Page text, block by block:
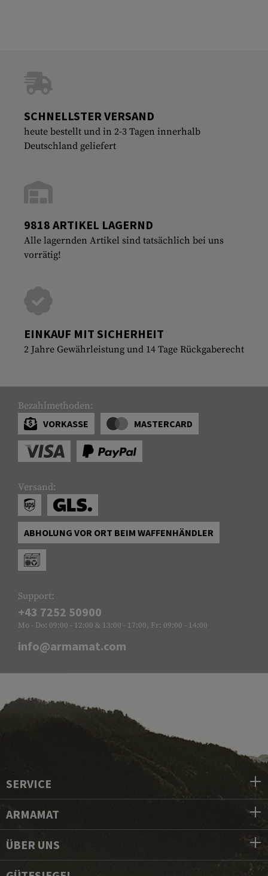
SCHNELLSTER VERSAND
heute bestellt und in 2-3 Tagen innerhalb
Deutschland geliefert
9818 ARTIKEL LAGERND
Alle lagernden Artikel sind tatsächlich bei uns
vorrätig!
EINKAUF MIT SICHERHEIT
2 Jahre Gewährleistung und 14 Tage Rückgaberecht
Bezahlmethoden:
VORKASSE
MASTERCARD
Versand:
ABHOLUNG VOR ORT BEIM WAFFENHÄNDLER
Support:
+43 7252 50900
Mo - Do: 09:00 - 12:00 & 13:00 - 17:00, Fr: 09:00 - 14:00
info@armamat.com
SERVICE
ARMAMAT
ÜBER UNS